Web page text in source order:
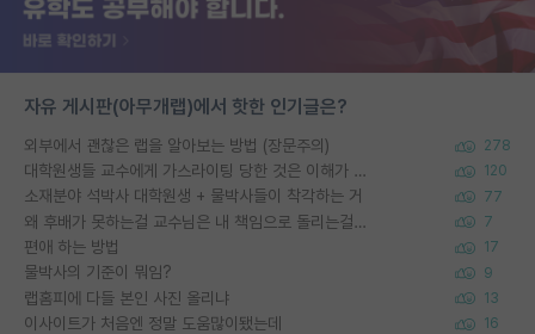
자유 게시판(아무개랩)에서 핫한 인기글은?
외부에서 괜찮은 랩을 알아보는 방법 (장문주의) 278
대학원생들 교수에게 가스라이팅 당한 것은 이해가 갑니다. 안타깝네요. 120
소재분야 석박사 대학원생 + 물박사들이 착각하는 거 77
왜 후배가 못하는걸 교수님은 내 책임으로 돌리는걸까요? 7
편애 하는 방법 17
물박사의 기준이 뭐임? 9
랩홈피에 다들 본인 사진 올리냐 13
이사이트가 처음엔 정말 도움많이됐는데 16